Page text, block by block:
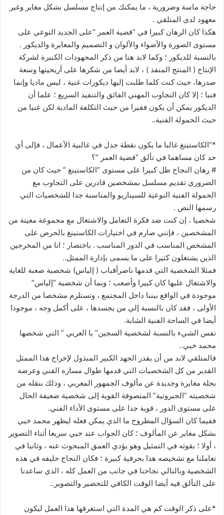
حاجة ماسة وضرورية ، ما يمكنك من إنتاج مسلسل بشكل مغاير وغير
معهود لدى المتلقي .
هكذا كان الرهان كبيرا في “قضية العمر “على الجديد النوعي على
مستوى الصورة والأضواء والألوان و التصميم والمعايرة والديكور .
بالنسبة للديكور ؛ وكما لابد هنا من ذكر المجهودات الكبيرة لشركة
الإنتاج ( المنتج المنفذ ) ، لابد أيضا من شكرها على أريحيتها وسعة
صدرها، حيث كنت كلما طلبت إليها ديكورات غنية ، ليس ماديا وإنما
فنيا ؛ إلا كان التجاوب المهني الفائق والتنفيذ السريع ؛ علما أن
الديكور يمكن أن يكون فقيرا من حيث التكلفة المادية لكن غنيا من
حيث الحمولة الفنية..
*”الكاستينغ غالبا ما يكون نقطة جدل في غالبية الأعمال ، فإلى أي
حد كان مساهما في تألق “قضية العمر “؟
# رهان النجاح ظل كبيرا على مستوى “الكاستينغ ” حيث كان من
الضروري تقديم مسلسل بمشخصين قادرين على التجاوب مع
الحمولة الفنية النوعية للسيناريو والمناسبة جدا للشخصيات التي
رسمها النص .
شخصيا ، إن كنت ضد فكرة التعامل والاشتغال مع مجموعة معينة من
المشخصين ، فإنني صارم في اختيارات الكاستينغ بالحرص على
المشخص المناسب في الدور المناسب . باختصار ؛ انا من المخرجين
الذين يشتغلون كثيرا على ما يسمى بإدارة الممثل..
فمثلا الشخصية التي قدمها ناصرأقباب ( إلياس) شخصية صعبة للغاية
والاشتغال عليها كان كبيرا وأصعب ؛ وبما أن شخصية “إلياس”
موجودة في الواقع بيننا داخل المجتمع ، وتستلزم مشخصا من الدرجة
الأولى ، فقد كان بالنسبة إلي من يجسدها ، على أكمل وجه ، موجودا
أيضا في الساحة الفنية الشابة.
نفس الشيء بالنسبة لشخصية السجين” با العربي ” التي شخصها
محمد خيي..
فالمتلقي لابد من أن يقدر الجهد الكبير المبذول لإخراج هذا الممثل
القدير من كل الشخصيات التي قدمها طوال مساره الفني وعرضه
بحلة مغايرة وجديدة عن مألوف الجمهور المغربي ، وذلك بنقله من
شخصيته “الجبروتية” المتصوفة القوية إلى شخصية ضعيفة الحال
على مستوى الدور ، قوية جدا على مستوى الأداء الفني.
ففيما كان السؤال المطروح ما الذي يمكن فعله ليظهر محمد خيي
بشكل مغاير عن المألوف ؛ كان الجواب عند خيي سريعا أثناء التصوير
، أولا ؛ بقوته في التمثيل وهو يؤدي العمق المبحوث عنه ، وثانيا في
تعاملنا مع تشخيصه هذا بحرفية كبيرة ؛ فكان النجاح حليفه في هذه
الشخصية وبالتالي نجاحنا في جانب من العمل كله ، الذي ساعدنا
على التألق فيه أيضا الوقت الكافي للتحضير والتصوير..
*على ذكر الوقت كم هي المدة التي استغرقها هذا العمل ليكون